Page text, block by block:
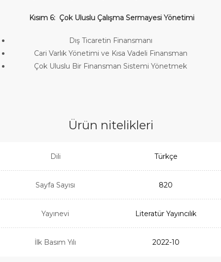
Kısım 6: Çok Uluslu Çalışma Sermayesi Yönetimi
Dış Ticaretin Finansmanı
Cari Varlık Yönetimi ve Kısa Vadeli Finansman
Çok Uluslu Bir Finansman Sistemi Yönetmek
Ürün nitelikleri
Dili Türkçe
Sayfa Sayısı 820
Yayınevi Literatür Yayıncılık
İlk Basım Yılı 2022-10